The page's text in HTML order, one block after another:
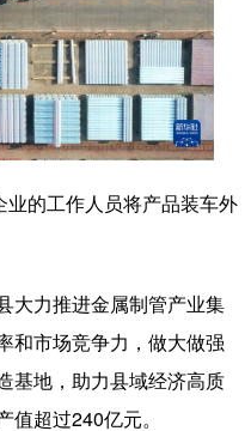
金融 汽车
信息化 数字经济
银龄 溯源中国
的工作人员将产品装车外
力推进金属制管产业集
和市场竞争力，做大做强
基地，助力县域经济高质
值超过240亿元。